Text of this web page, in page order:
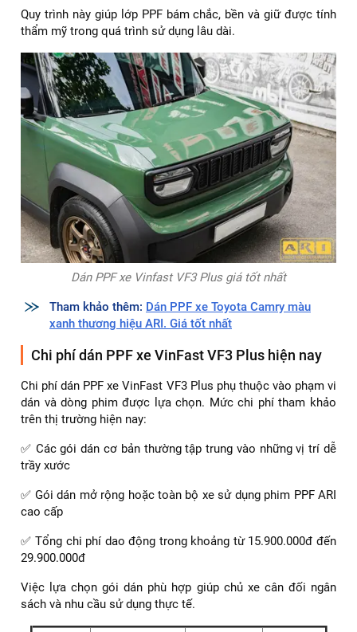
Dán PPF xe Vinfast VF3 Plus uy tín tại Tphcm
✅ Căn chỉnh phim đúng vị trí, hạn chế nếp gấp và bọt khí
✅ Gia nhiệt và cố định phim để tăng độ bám
✅ Kiểm tra và hoàn thiện bề mặt sau khi dán
Quy trình này giúp lớp PPF bám chắc, bền và giữ được tính
thẩm mỹ trong quá trình sử dụng lâu dài.
Tham khảo thêm:Dán PPF xe Toyota Camry màu
xanh thương hiệu ARI. Giá tốt nhất
Chi phí dán PPF xe VinFast VF3 Plus hiện nay
Chi phí dán PPF xe VinFast VF3 Plus phụ thuộc vào phạm vi
dán và dòng phim được lựa chọn. Mức chi phí tham khảo
trên thị trường hiện nay: